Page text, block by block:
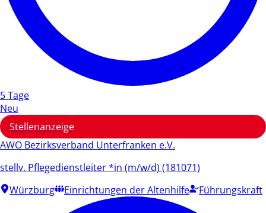
5 Tage
Neu
Stellenanzeige
AWO Bezirksverband Unterfranken e.V.
stellv. Pflegedienstleiter *in (m/w/d) (181071)
Würzburg
Einrichtungen der Altenhilfe Führungskraft